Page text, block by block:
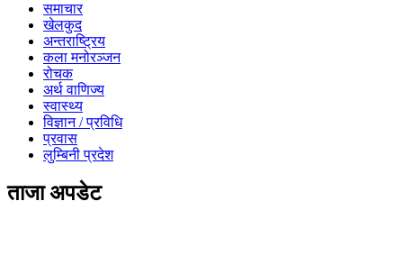
समाचार
खेलकुद
अन्तराष्ट्रिय
कला मनोरञ्जन
रोचक
अर्थ वाणिज्य
स्वास्थ्य
विज्ञान / प्रविधि
प्रवास
लुम्बिनी प्रदेश
ताजा अपडेट